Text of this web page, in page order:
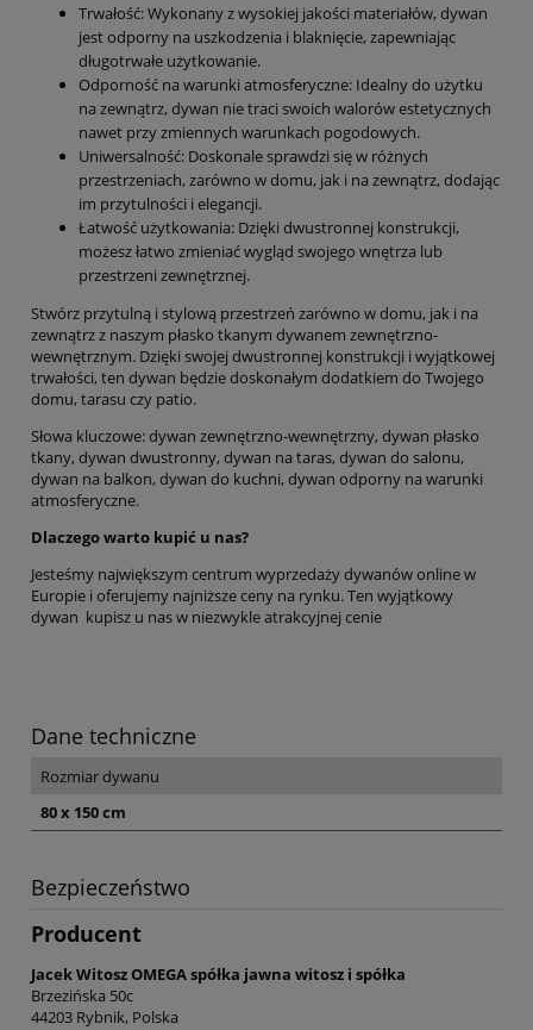
Trwałość: Wykonany z wysokiej jakości materiałów, dywan
jest odporny na uszkodzenia i blaknięcie, zapewniając
długotrwałe użytkowanie.
Odporność na warunki atmosferyczne: Idealny do użytku
na zewnątrz, dywan nie traci swoich walorów estetycznych
nawet przy zmiennych warunkach pogodowych.
Uniwersalność: Doskonale sprawdzi się w różnych
przestrzeniach, zarówno w domu, jak i na zewnątrz, dodając
im przytulności i elegancji.
Łatwość użytkowania: Dzięki dwustronnej konstrukcji,
możesz łatwo zmieniać wygląd swojego wnętrza lub
przestrzeni zewnętrznej.
Stwórz przytulną i stylową przestrzeń zarówno w domu, jak i na
zewnątrz z naszym płasko tkanym dywanem zewnętrzno-
wewnętrznym. Dzięki swojej dwustronnej konstrukcji i wyjątkowej
trwałości, ten dywan będzie doskonałym dodatkiem do Twojego
domu, tarasu czy patio.
Słowa kluczowe: dywan zewnętrzno-wewnętrzny, dywan płasko
tkany, dywan dwustronny, dywan na taras, dywan do salonu,
dywan na balkon, dywan do kuchni, dywan odporny na warunki
atmosferyczne.
Dlaczego warto kupić u nas?
Jesteśmy największym centrum wyprzedaży dywanów online w
Europie i oferujemy najniższe ceny na rynku. Ten wyjątkowy
dywan kupisz u nas w niezwykle atrakcyjnej cenie
Dane techniczne
Rozmiar dywanu
80 x 150 cm
Bezpieczeństwo
Producent
Jacek Witosz OMEGA spółka jawna witosz i spółka
Brzezińska 50c
44203 Rybnik, Polska